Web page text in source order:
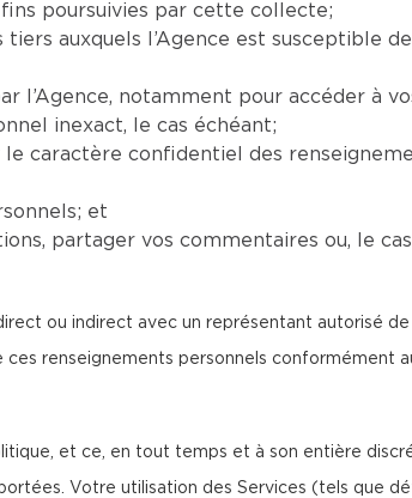
poursuivies par cette collecte;
auxquels l’Agence est susceptible
l’Agence, notamment pour accéder à
inexact, le cas échéant;
caractère confidentiel des
et
partager vos commentaires ou, le
ou indirect avec un représentant autorisé de
renseignements personnels conformément
et ce, en tout temps et à son entière
Votre utilisation des Services (tels que